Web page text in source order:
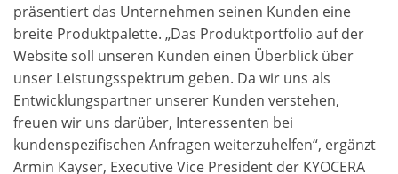
präsentiert das Unternehmen seinen Kunden eine
breite Produktpalette. „Das Produktportfolio auf der
Website soll unseren Kunden einen Überblick über
unser Leistungsspektrum geben. Da wir uns als
Entwicklungspartner unserer Kunden verstehen,
freuen wir uns darüber, Interessenten bei
kundenspezifischen Anfragen weiterzuhelfen“, ergänzt
Armin Kayser, Executive Vice President der KYOCERA